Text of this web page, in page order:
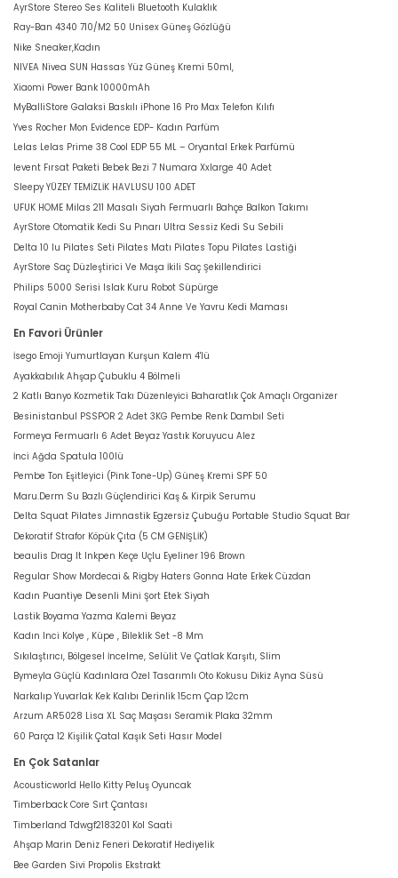
AyrStore Stereo Ses Kaliteli Bluetooth Kulaklık
Ray-Ban 4340 710/M2 50 Unisex Güneş Gözlüğü
Nike Sneaker,Kadın
NIVEA Nivea SUN Hassas Yüz Güneş Kremi 50ml,
Xiaomi Power Bank 10000mAh
MyBalliStore Galaksi Baskılı iPhone 16 Pro Max Telefon Kılıfı
Yves Rocher Mon Evidence EDP- Kadın Parfüm
Lelas Lelas Prime 38 Cool EDP 55 ML – Oryantal Erkek Parfümü
levent Fırsat Paketi Bebek Bezi 7 Numara Xxlarge 40 Adet
Sleepy YÜZEY TEMİZLİK HAVLUSU 100 ADET
UFUK HOME Milas 211 Masalı Siyah Fermuarlı Bahçe Balkon Takımı
AyrStore Otomatik Kedi Su Pınarı Ultra Sessiz Kedi Su Sebili
Delta 10 lu Pilates Seti Pilates Matı Pilates Topu Pilates Lastiği
AyrStore Saç Düzleştirici Ve Maşa İkili Saç Şekillendirici
Philips 5000 Serisi Islak Kuru Robot Süpürge
Royal Canin Motherbaby Cat 34 Anne Ve Yavru Kedi Maması
En Favori Ürünler
İsego Emoji Yumurtlayan Kurşun Kalem 4'lü
Ayakkabılık Ahşap Çubuklu 4 Bölmeli
2 Katlı Banyo Kozmetik Takı Düzenleyici Baharatlık Çok Amaçlı Organizer
Besinistanbul PSSPOR 2 Adet 3KG Pembe Renk Dambıl Seti
Formeya Fermuarlı 6 Adet Beyaz Yastık Koruyucu Alez
İnci Ağda Spatula 100lü
Pembe Ton Eşitleyici (Pink Tone-Up) Güneş Kremi SPF 50
Maru.Derm Su Bazlı Güçlendirici Kaş & Kirpik Serumu
Delta Squat Pilates Jimnastik Egzersiz Çubuğu Portable Studio Squat Bar
Dekoratif Strafor Köpük Çıta (5 CM GENİŞLİK)
beaulis Drag It Inkpen Keçe Uçlu Eyeliner 196 Brown
Regular Show Mordecai & Rigby Haters Gonna Hate Erkek Cüzdan
Kadın Puantiye Desenli Mini Şort Etek Siyah
Lastik Boyama Yazma Kalemi Beyaz
Kadın Inci Kolye , Küpe , Bileklik Set -8 Mm
Sıkılaştırıcı, Bölgesel İncelme, Selülit Ve Çatlak Karşıtı, Slim
Bymeyla Güçlü Kadınlara Özel Tasarımlı Oto Kokusu Dikiz Ayna Süsü
Narkalıp Yuvarlak Kek Kalıbı Derinlik 15cm Çap 12cm
Arzum AR5028 Lisa XL Saç Maşası Seramik Plaka 32mm
60 Parça 12 Kişilik Çatal Kaşık Seti Hasır Model
En Çok Satanlar
Acousticworld Hello Kitty Peluş Oyuncak
Timberback Core Sırt Çantası
Timberland Tdwgf2183201 Kol Saati
Ahşap Marin Deniz Feneri Dekoratif Hediyelik
Bee Garden Sivi Propolis Ekstrakt